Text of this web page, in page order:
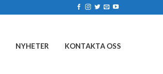
NYHETER KONTAKTA OSS